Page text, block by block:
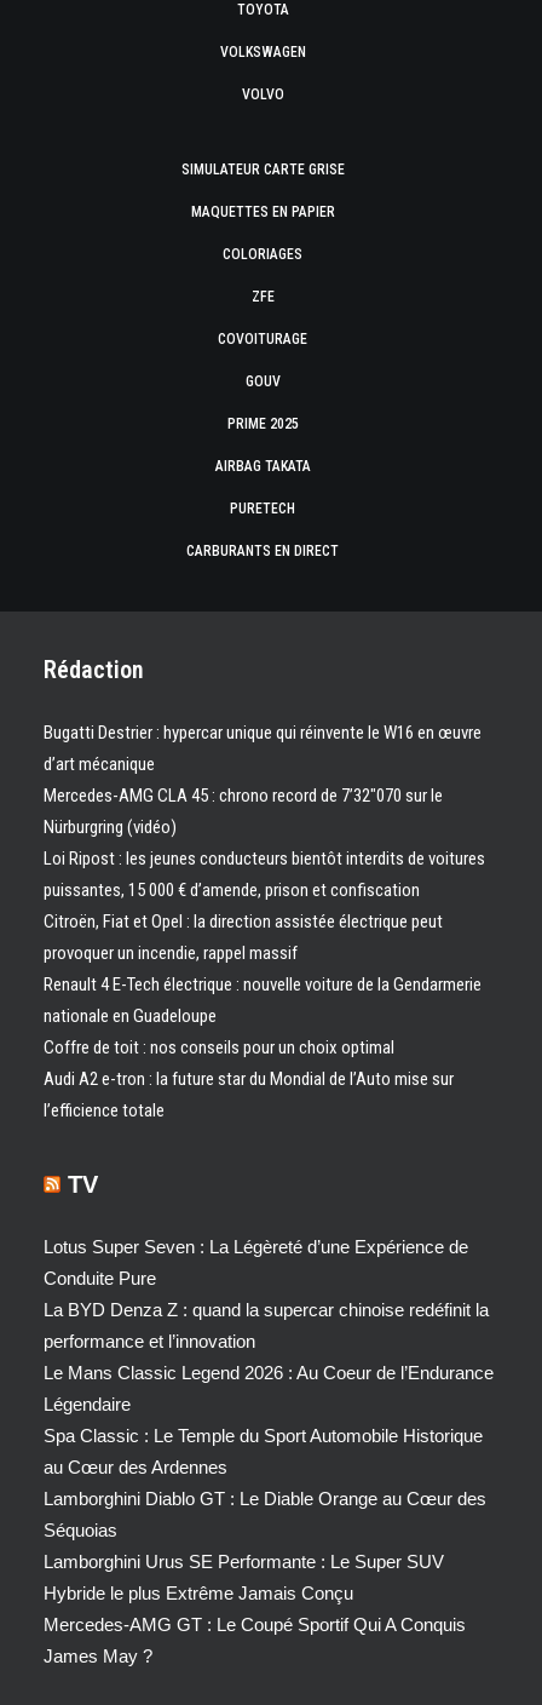
TOYOTA
VOLKSWAGEN
VOLVO
SIMULATEUR CARTE GRISE
MAQUETTES EN PAPIER
COLORIAGES
ZFE
COVOITURAGE
GOUV
PRIME 2025
AIRBAG TAKATA
PURETECH
CARBURANTS EN DIRECT
Rédaction
Bugatti Destrier : hypercar unique qui réinvente le W16 en œuvre
d’art mécanique
Mercedes-AMG CLA 45 : chrono record de 7’32″070 sur le
Nürburgring (vidéo)
Loi Ripost : les jeunes conducteurs bientôt interdits de voitures
puissantes, 15 000 € d’amende, prison et confiscation
Citroën, Fiat et Opel : la direction assistée électrique peut
provoquer un incendie, rappel massif
Renault 4 E-Tech électrique : nouvelle voiture de la Gendarmerie
nationale en Guadeloupe
Coffre de toit : nos conseils pour un choix optimal
Audi A2 e-tron : la future star du Mondial de l’Auto mise sur
l’efficience totale
TV
Lotus Super Seven : La Légèreté d’une Expérience de
Conduite Pure
La BYD Denza Z : quand la supercar chinoise redéfinit la
performance et l’innovation
Le Mans Classic Legend 2026 : Au Coeur de l’Endurance
Légendaire
Spa Classic : Le Temple du Sport Automobile Historique
au Cœur des Ardennes
Lamborghini Diablo GT : Le Diable Orange au Cœur des
Séquoias
Lamborghini Urus SE Performante : Le Super SUV
Hybride le plus Extrême Jamais Conçu
Mercedes-AMG GT : Le Coupé Sportif Qui A Conquis
James May ?